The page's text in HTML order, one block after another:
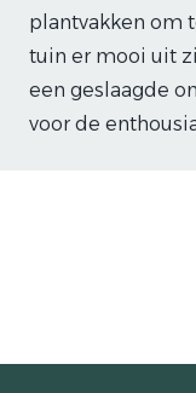
plantvakken om
tuin er mooi uit
een geslaagde
voor de